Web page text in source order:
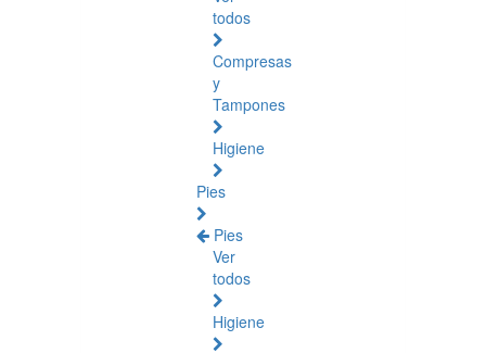
todos
Compresas
y
Tampones
Higiene
Pies
Pies
Ver
todos
Higiene